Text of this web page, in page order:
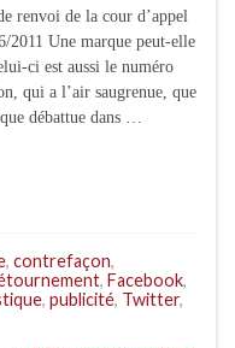
renvoi de la cour d’appel
2011 Une marque peut-elle
ci est aussi le numéro
qui a l’air saugrenue, que
débattue dans …
, contrefaçon,
, Facebook,
, publicité, Twitter,